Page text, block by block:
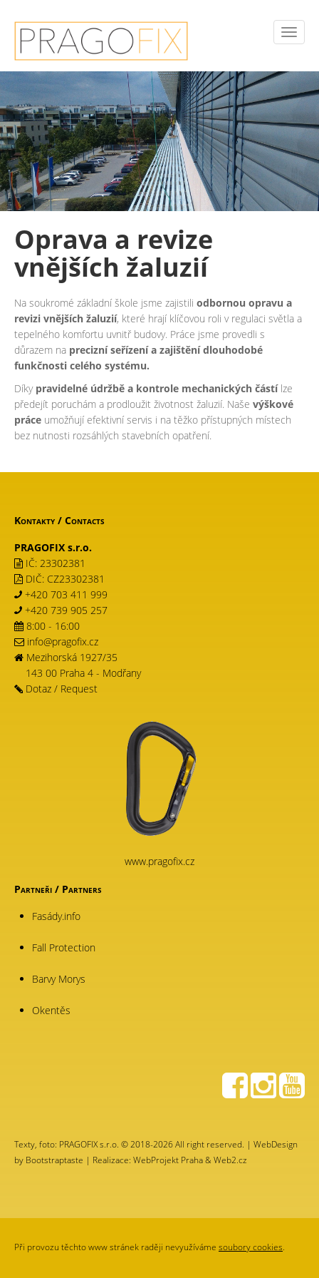
Oprava a revize
vnějších žaluzií
Na soukromé základní škole jsme zajistili odbornou opravu a
revizi vnějších žaluzií, které hrají klíčovou roli v regulaci světla a
tepelného komfortu uvnitř budovy. Práce jsme provedli s
důrazem na precizní seřízení a zajištění dlouhodobé
funkčnosti celého systému.
Díky pravidelné údržbě a kontrole mechanických částílze
předejít poruchám a prodloužit životnost žaluzií. Naše výškové
práce umožňují efektivní servis i na těžko přístupných místech
bez nutnosti rozsáhlých stavebních opatření.
Kontakty / Contacts
PRAGOFIX s.r.o.
IČ: 23302381
DIČ: CZ23302381
+420 703 411 999
+420 739 905 257
8:00 - 16:00
info@pragofix.cz
Mezihorská 1927/35
143 00 Praha 4 - Modřany
Dotaz / Request
www.pragofix.cz
Partneři / Partners
Fasády.info
Fall Protection
Barvy Morys
Okentěs
Texty, foto: PRAGOFIX s.r.o. © 2018-2026 All right reserved. | WebDesign
by Bootstraptaste | Realizace: WebProjekt Praha & Web2.cz
Při provozu těchto www stránek raději nevyužíváme soubory cookies.